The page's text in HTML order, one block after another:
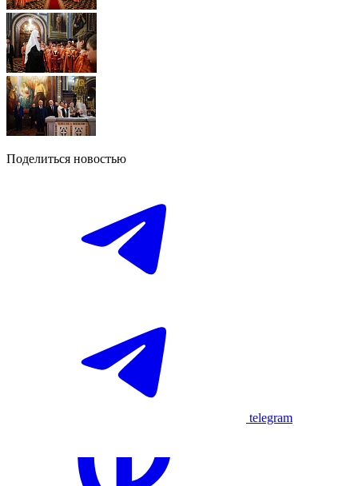
Поделиться новостью
telegram